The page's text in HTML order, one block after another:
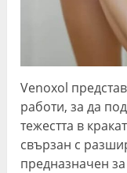
Venoxol
работи, за да
тежестта в
свързан с
предназначен